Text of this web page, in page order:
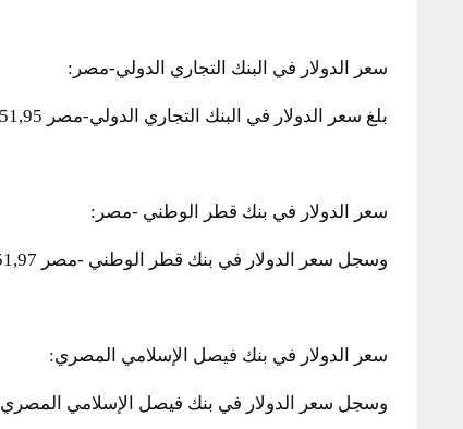
سعر الدولار في البنك التجاري الدولي-مصر:
بلغ سعر الدولار في البنك التجاري الدولي-مصر 51,95 جنيه للشراء، 52,05 جنيه للبيع.
سعر الدولار في بنك قطر الوطني -مصر:
وسجل سعر الدولار في بنك قطر الوطني -مصر 51,97 جنيه للشراء، 52,07 جنيه للبيع.
سعر الدولار في بنك فيصل الإسلامي المصري:
وسجل سعر الدولار في بنك فيصل الإسلامي المصري 51,93 جنيه للشراء، 52,03 جنيه للبيع.